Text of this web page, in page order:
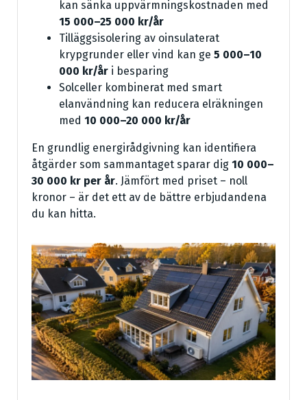
kan sänka uppvärmningskostnaden med
15 000–25 000 kr/år
Tilläggsisolering av oinsulaterat
krypgrunder eller vind kan ge 5 000–10
000 kr/år i besparing
Solceller kombinerat med smart
elanvändning kan reducera elräkningen
med 10 000–20 000 kr/år
En grundlig energirådgivning kan identifiera
åtgärder som sammantaget sparar dig 10 000–
30 000 kr per år. Jämfört med priset – noll
kronor – är det ett av de bättre erbjudandena
du kan hitta.